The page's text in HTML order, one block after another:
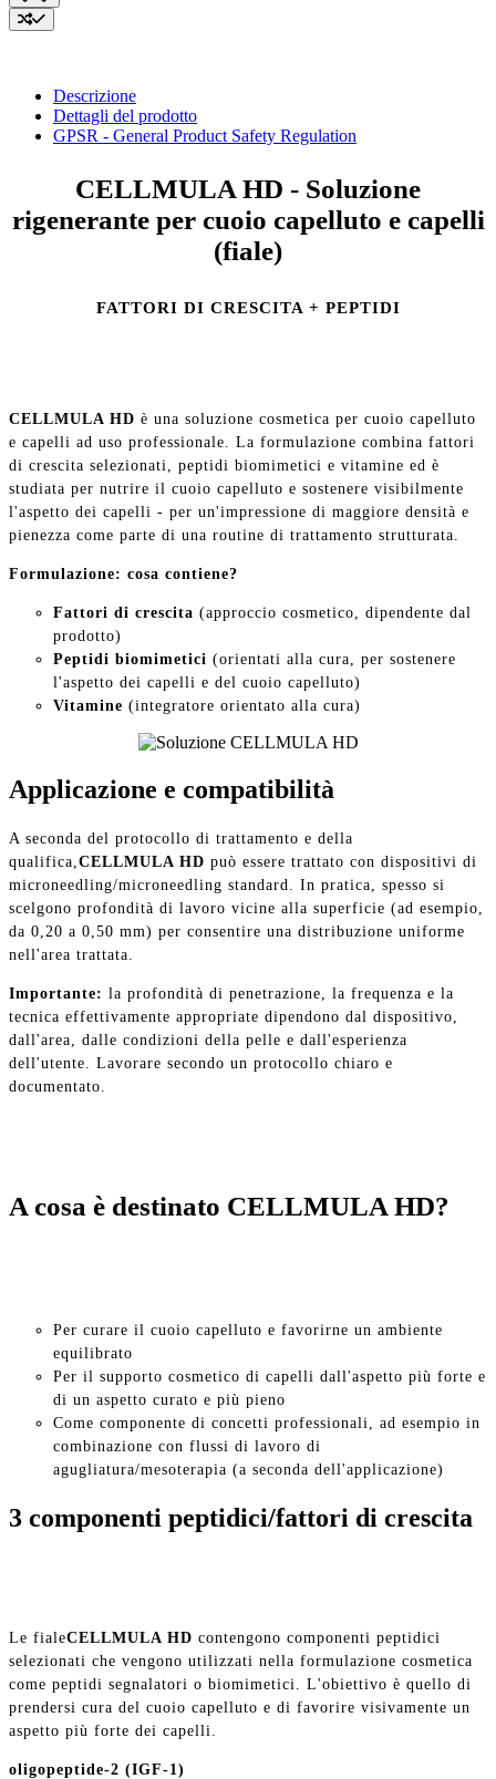
Descrizione
Dettagli del prodotto
GPSR - General Product Safety Regulation
CELLMULA HD - Soluzione
rigenerante per cuoio capelluto e capelli
(fiale)
FATTORI DI CRESCITA + PEPTIDI
CELLMULA HD è una soluzione cosmetica per cuoio capelluto
e capelli ad uso professionale. La formulazione combina fattori
di crescita selezionati, peptidi biomimetici e vitamine ed è
studiata per nutrire il cuoio capelluto e sostenere visibilmente
l'aspetto dei capelli - per un'impressione di maggiore densità e
pienezza come parte di una routine di trattamento strutturata.
Formulazione: cosa contiene?
Fattori di crescita (approccio cosmetico, dipendente dal
prodotto)
Peptidi biomimetici (orientati alla cura, per sostenere
l'aspetto dei capelli e del cuoio capelluto)
Vitamine (integratore orientato alla cura)
Applicazione e compatibilità
A seconda del protocollo di trattamento e della
qualifica, CELLMULA HD può essere trattato con dispositivi di
microneedling/microneedling standard. In pratica, spesso si
scelgono profondità di lavoro vicine alla superficie (ad esempio,
da 0,20 a 0,50 mm) per consentire una distribuzione uniforme
nell'area trattata.
Importante: la profondità di penetrazione, la frequenza e la
tecnica effettivamente appropriate dipendono dal dispositivo,
dall'area, dalle condizioni della pelle e dall'esperienza
dell'utente. Lavorare secondo un protocollo chiaro e
documentato.
A cosa è destinato CELLMULA HD?
Per curare il cuoio capelluto e favorirne un ambiente
equilibrato
Per il supporto cosmetico di capelli dall'aspetto più forte e
di un aspetto curato e più pieno
Come componente di concetti professionali, ad esempio in
combinazione con flussi di lavoro di
agugliatura/mesoterapia (a seconda dell'applicazione)
3 componenti peptidici/fattori di crescita
Le fialeCELLMULA HD contengono componenti peptidici
selezionati che vengono utilizzati nella formulazione cosmetica
come peptidi segnalatori o biomimetici. L'obiettivo è quello di
prendersi cura del cuoio capelluto e di favorire visivamente un
aspetto più forte dei capelli.
oligopeptide-2 (IGF-1)